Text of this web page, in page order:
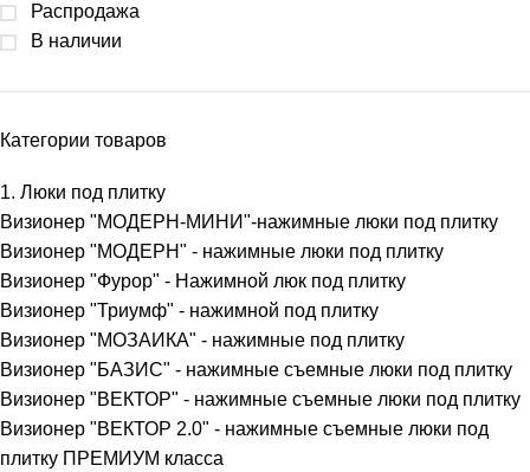
Распродажа
В наличии
Категории товаров
1. Люки под плитку
Визионер "МОДЕРН-МИНИ"-нажимные люки под плитку
Визионер "МОДЕРН" - нажимные люки под плитку
Визионер "Фурор" - Нажимной люк под плитку
Визионер "Триумф" - нажимной под плитку
Визионер "МОЗАИКА" - нажимные под плитку
Визионер "БАЗИС" - нажимные съемные люки под плитку
Визионер "ВЕКТОР" - нажимные съемные люки под плитку
Визионер "ВЕКТОР 2.0" - нажимные съемные люки под
плитку ПРЕМИУМ класса